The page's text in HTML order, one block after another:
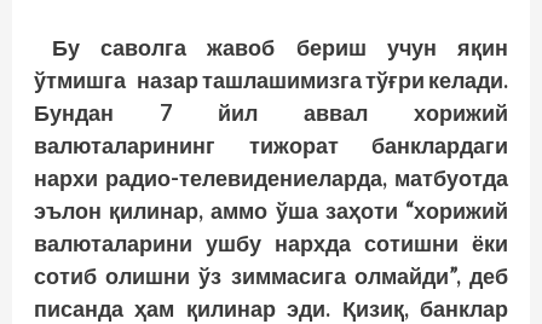
Бу саволга жавоб бериш учун яқин
ўтмишга назар ташлашимизга тўғри келади.
Бундан 7 йил аввал хорижий
валюталарининг тижорат банклардаги
нархи радио-телевидениеларда, матбуотда
эълон қилинар, аммо ўша заҳоти “хорижий
валюталарини ушбу нархда сотишни ёки
сотиб олишни ўз зиммасига олмайди”, деб
писанда ҳам қилинар эди. Қизиқ, банклар